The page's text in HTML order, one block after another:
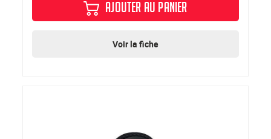
AJOUTER AU PANIER
Voir la fiche